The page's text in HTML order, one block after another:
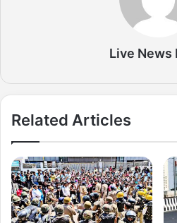
Live News
Related Articles